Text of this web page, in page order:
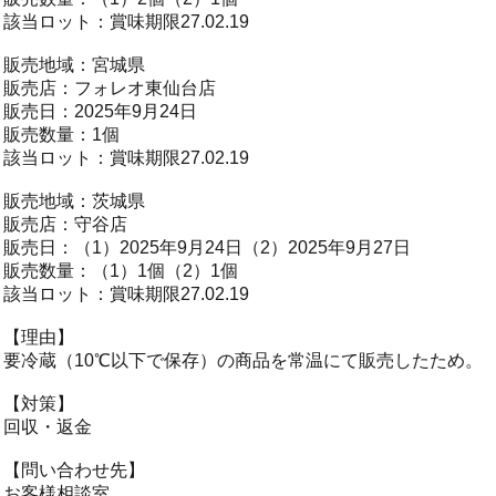
該当ロット：賞味期限27.02.19
販売地域：宮城県
販売店：フォレオ東仙台店
販売日：2025年9月24日
販売数量：1個
該当ロット：賞味期限27.02.19
販売地域：茨城県
販売店：守谷店
販売日：（1）2025年9月24日（2）2025年9月27日
販売数量：（1）1個（2）1個
該当ロット：賞味期限27.02.19
【理由】
要冷蔵（10℃以下で保存）の商品を常温にて販売したため。
【対策】
回収・返金
【問い合わせ先】